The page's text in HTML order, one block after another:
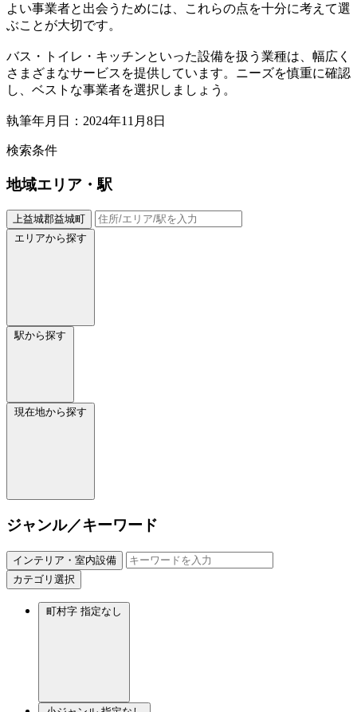
よい事業者と出会うためには、これらの点を十分に考えて選
ぶことが大切です。
バス・トイレ・キッチンといった設備を扱う業種は、幅広く
さまざまなサービスを提供しています。ニーズを慎重に確認
し、ベストな事業者を選択しましょう。
執筆年月日：2024年11月8日
検索条件
地域エリア・駅
上益城郡益城町
エリアから探す
駅から探す
現在地から探す
ジャンル／キーワード
インテリア・室内設備
カテゴリ選択
町村字 指定なし